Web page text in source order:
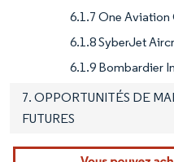
6.1.7 One
6.1.8 SyberJet
6.1.9 Bombardier
7. OPPORTUNITÉS DE
FUTURES